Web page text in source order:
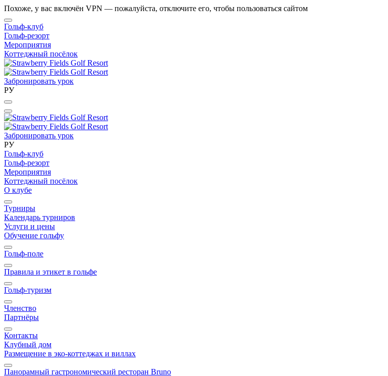
Похоже, у вас включён VPN — пожалуйста, отключите его, чтобы пользоваться сайтом
Гольф-клуб
Гольф-резорт
Мероприятия
Коттеджный посёлок
Забронировать урок
РУ
Забронировать урок
РУ
Гольф-клуб
Гольф-резорт
Мероприятия
Коттеджный посёлок
О клубе
Турниры
Календарь турниров
Услуги и цены
Обучение гольфу
Гольф-поле
Правила и этикет в гольфе
Гольф-туризм
Членство
Партнёры
Контакты
Клубный дом
Размещение в эко-коттеджах и виллах
Панорамный гастрономический ресторан Bruno